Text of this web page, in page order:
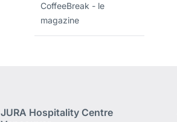
CoffeeBreak - le
magazine
JURA Hospitality Centre